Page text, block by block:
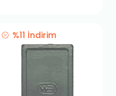
%11 İndirim